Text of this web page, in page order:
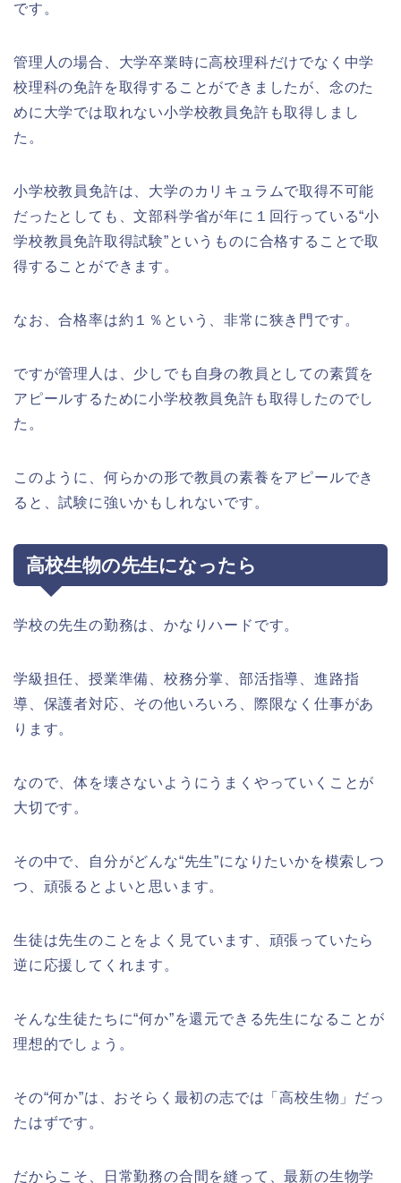
です。
管理人の場合、大学卒業時に高校理科だけでなく中学
校理科の免許を取得することができましたが、念のた
めに大学では取れない小学校教員免許も取得しまし
た。
小学校教員免許は、大学のカリキュラムで取得不可能
だったとしても、文部科学省が年に１回行っている“小
学校教員免許取得試験”というものに合格することで取
得することができます。
なお、合格率は約１％という、非常に狭き門です。
ですが管理人は、少しでも自身の教員としての素質を
アピールするために小学校教員免許も取得したのでし
た。
このように、何らかの形で教員の素養をアピールでき
ると、試験に強いかもしれないです。
高校生物の先生になったら
学校の先生の勤務は、かなりハードです。
学級担任、授業準備、校務分掌、部活指導、進路指
導、保護者対応、その他いろいろ、際限なく仕事があ
ります。
なので、体を壊さないようにうまくやっていくことが
大切です。
その中で、自分がどんな“先生”になりたいかを模索しつ
つ、頑張るとよいと思います。
生徒は先生のことをよく見ています、頑張っていたら
逆に応援してくれます。
そんな生徒たちに“何か”を還元できる先生になることが
理想的でしょう。
その“何か”は、おそらく最初の志では「高校生物」だっ
たはずです。
だからこそ、日常勤務の合間を縫って、最新の生物学